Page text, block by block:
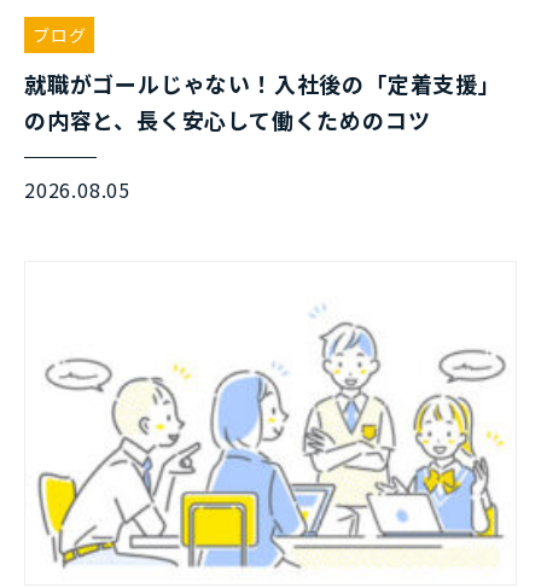
ブログ
就職がゴールじゃない！入社後の「定着支援」
の内容と、長く安心して働くためのコツ
2026.08.05